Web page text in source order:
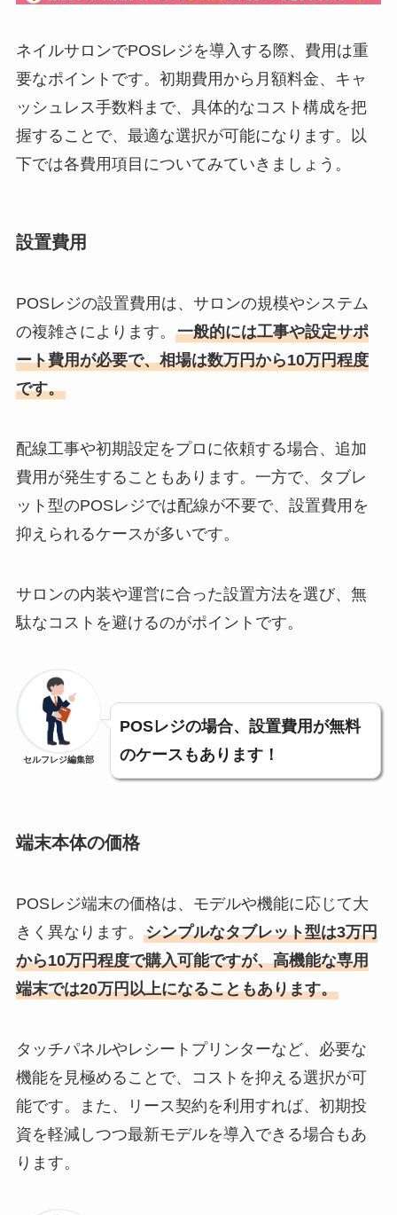
ネイルサロンでPOSレジを導入する際、費用は重
要なポイントです。初期費用から月額料金、キャ
ッシュレス手数料まで、具体的なコスト構成を把
握することで、最適な選択が可能になります。以
下では各費用項目についてみていきましょう。
設置費用
POSレジの設置費用は、サロンの規模やシステム
の複雑さによります。 一般的には工事や設定サポ
ート費用が必要で、相場は数万円から10万円程度
です。
配線工事や初期設定をプロに依頼する場合、追加
費用が発生することもあります。一方で、タブレ
ット型のPOSレジでは配線が不要で、設置費用を
抑えられるケースが多いです。
サロンの内装や運営に合った設置方法を選び、無
駄なコストを避けるのがポイントです。
セルフレジ編集部
POSレジの場合、設置費用が無料
のケースもあります！
端末本体の価格
POSレジ端末の価格は、モデルや機能に応じて大
きく異なります。 シンプルなタブレット型は3万円
から10万円程度で購入可能ですが、高機能な専用
端末では20万円以上になることもあります。
タッチパネルやレシートプリンターなど、必要な
機能を見極めることで、コストを抑える選択が可
能です。また、リース契約を利用すれば、初期投
資を軽減しつつ最新モデルを導入できる場合もあ
ります。